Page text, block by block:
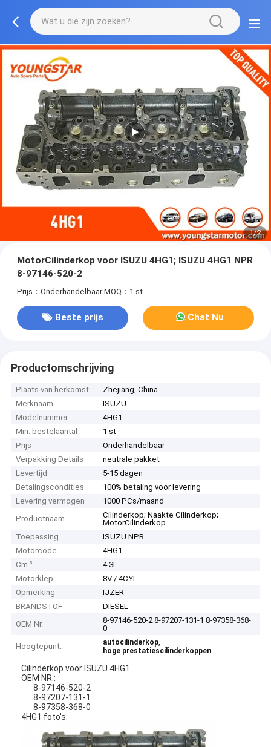
1/2
MotorCilinderkop voor ISUZU 4HG1; ISUZU 4HG1 NPR
8-97146-520-2
Prijs：Onderhandelbaar MOQ：1 st
Beste prijs Chat Nu
Productomschrijving
Plaats van herkomst
Zhejiang, China
Merknaam
ISUZU
Modelnummer
4HG1
Min. bestelaantal
1 st
Prijs
Onderhandelbaar
Verpakking Details
neutrale pakket
Levertijd
5-15 dagen
Betalingscondities
100% betaling voor levering
Levering vermogen
1000 PCs/maand
Productnaam
Cilinderkop; Naakte Cilinderkop;
MotorCilinderkop
Toepassing
ISUZU NPR
Motorcode
4HG1
Cm ³
4.3L
Motorklep
8V / 4CYL
Opmerking
IJZER
BRANDSTOF
DIESEL
OEM Nr.
8-97146-520-2 8-97207-131-1 8-97358-368-
0
Hoogtepunt:
autocilinderkop,
hoge prestatiescilinderkoppen
Cilinderkop voor ISUZU 4HG1
OEM NR.:
8-97146-520-2
8-97207-131-1
8-97358-368-0
4HG1 foto's: